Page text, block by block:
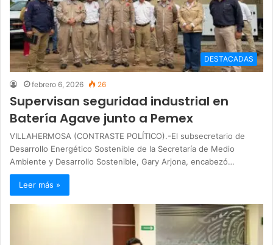
DESTACADAS
febrero 6, 2026 26
Supervisan seguridad industrial en
Batería Agave junto a Pemex
VILLAHERMOSA (CONTRASTE POLÍTICO).-El subsecretario de
Desarrollo Energético Sostenible de la Secretaría de Medio
Ambiente y Desarrollo Sostenible, Gary Arjona, encabezó…
Leer más »